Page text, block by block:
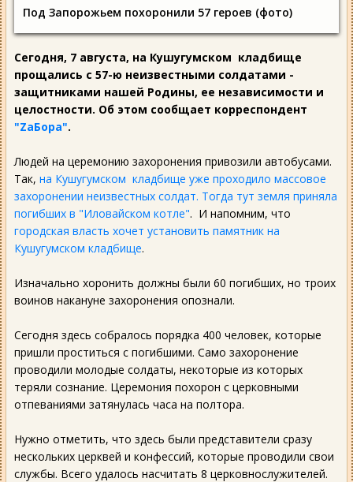
Под Запорожьем похоронили 57 героев (фото)
Сегодня, 7 августа, на Кушугумском кладбище
прощались с 57-ю неизвестными солдатами -
защитниками нашей Родины, ее независимости и
целостности. Об этом сообщает корреспондент
"ZаБора".
Людей на церемонию захоронения привозили автобусами.
Так, на Кушугумском кладбище уже проходило массовое
захоронении неизвестных солдат. Тогда тут земля приняла
погибших в "Иловайском котле". И напомним, что
городская власть хочет установить памятник на
Кушугумском кладбище.
Изначально хоронить должны были 60 погибших, но троих
воинов накануне захоронения опознали.
Сегодня здесь собралось порядка 400 человек, которые
пришли проститься с погибшими. Само захоронение
проводили молодые солдаты, некоторые из которых
теряли сознание. Церемония похорон с церковными
отпеваниями затянулась часа на полтора.
Нужно отметить, что здесь были представители сразу
нескольких церквей и конфессий, которые проводили свои
службы. Всего удалось насчитать 8 церковнослужителей.